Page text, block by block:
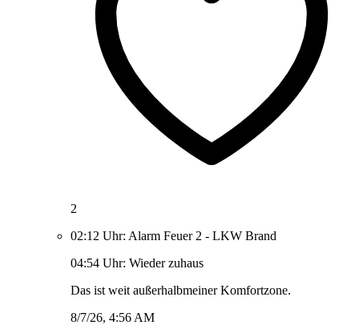
2
02:12 Uhr: Alarm Feuer 2 - LKW Brand
04:54 Uhr: Wieder zuhaus
Das ist weit außerhalbmeiner Komfortzone.
8/7/26, 4:56 AM